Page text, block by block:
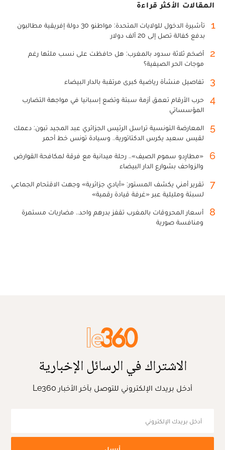
المقالات الأكثر قراءة
1
تأشيرة الدخول للولايات المتحدة: مواطنو 30 دولة إفريقية مطالبون
بدفع كفالة تصل إلى 20 ألف دولار
2
أضخم ثلاثة سدود بالمغرب: هل حافظت على نسب ملئها رغم
موجات الحر الصيفية؟
3 تفاصيل منشأة رياضية كبرى مرتقبة بالدار البيضاء
4
حرب الأرقام تعمق أزمة سبتة وتضع إسبانيا في مواجهة التضارب
المؤسساتي
5
المعارضة التونسية تراسل الرئيس الجزائري عبد المجيد تبون: دعمك
لقيس سعيد يكرس الدكتاتورية.. وسيادة تونس خط أحمر
6
«مطارِدو سموم الصيف».. رحلة ميدانية مع فرقة لمكافحة القوارض
والزواحف بشوارع الدار البيضاء
7
تقرير أمني يكشف المستور: «أيادي جزائرية» وجهت الاقتحام الجماعي
لسبتة ومليلية عبر «غرفة قيادة رقمية»
8
أسعار المحروقات بالمغرب تقفز بدرهم واحد.. مضاربات مستمرة
ومنافسة صورية
الاشتراك في الرسائل الإخبارية
أدخل بريدك الإلكتروني للتوصل بآخر الأخبار Le360